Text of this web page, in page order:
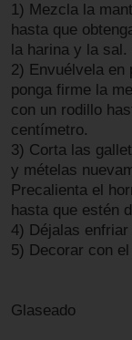
1) Mezcla la
hasta que
la harina y la
2) Envuélvela en
ponga firme la
con un rodillo
centímetro.
3) Corta las
y mételas
Precalienta el
hasta que estén
4) Déjalas
5) Decorar con
Glaseado